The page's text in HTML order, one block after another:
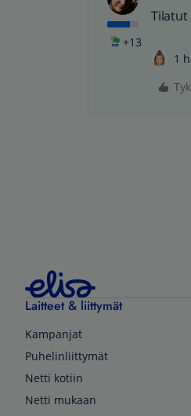
+13
Tilatut
1
Laitteet & liittymät
Kampanjat
Puhelinliittymät
Netti kotiin
Netti mukaan